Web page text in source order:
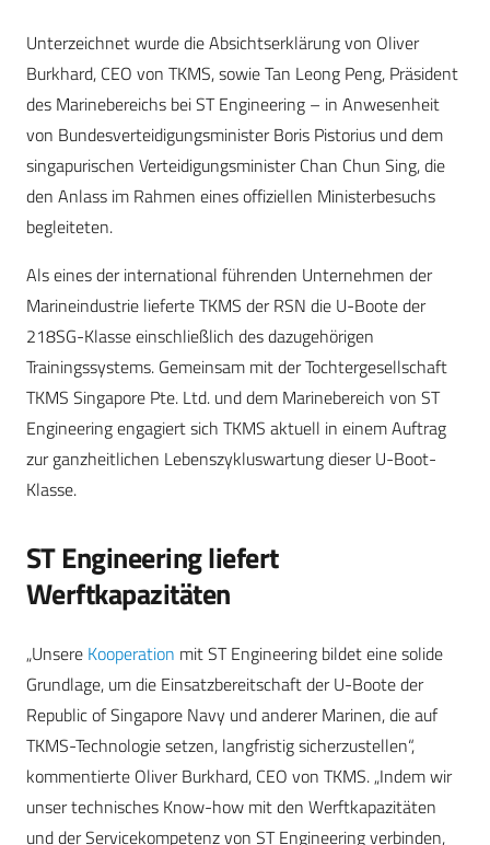
Unterzeichnet wurde die Absichtserklärung von Oliver
Burkhard, CEO von TKMS, sowie Tan Leong Peng, Präsident
des Marinebereichs bei ST Engineering – in Anwesenheit
von Bundesverteidigungsminister Boris Pistorius und dem
singapurischen Verteidigungsminister Chan Chun Sing, die
den Anlass im Rahmen eines offiziellen Ministerbesuchs
begleiteten.
Als eines der international führenden Unternehmen der
Marineindustrie lieferte TKMS der RSN die U-Boote der
218SG-Klasse einschließlich des dazugehörigen
Trainingssystems. Gemeinsam mit der Tochtergesellschaft
TKMS Singapore Pte. Ltd. und dem Marinebereich von ST
Engineering engagiert sich TKMS aktuell in einem Auftrag
zur ganzheitlichen Lebenszykluswartung dieser U-Boot-
Klasse.
ST Engineering liefert
Werftkapazitäten
„Unsere Kooperation mit ST Engineering bildet eine solide
Grundlage, um die Einsatzbereitschaft der U-Boote der
Republic of Singapore Navy und anderer Marinen, die auf
TKMS-Technologie setzen, langfristig sicherzustellen“,
kommentierte Oliver Burkhard, CEO von TKMS. „Indem wir
unser technisches Know-how mit den Werftkapazitäten
und der Servicekompetenz von ST Engineering verbinden,